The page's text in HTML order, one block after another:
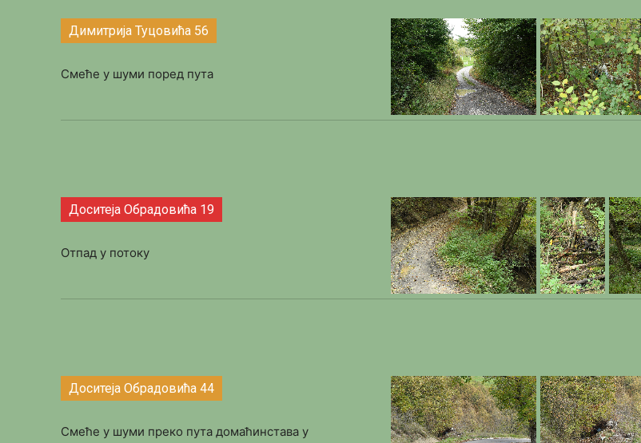
Димитрија Туцовића 56
Смеће у шуми поред пута
Доситеја Обрадовића 19
Отпад у потоку
Доситеја Обрадовића 44
Смеће у шуми преко пута домаћинстава у